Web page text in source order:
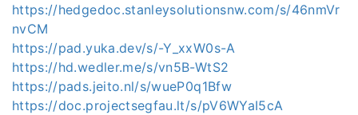
https://hedgedoc.stanleysolutionsnw.com/s/46nmVr
nvCM
https://pad.yuka.dev/s/-Y_xxW0s-A
https://hd.wedler.me/s/vn5B-WtS2
https://pads.jeito.nl/s/wueP0q1Bfw
https://doc.projectsegfau.lt/s/pV6WYaI5cA